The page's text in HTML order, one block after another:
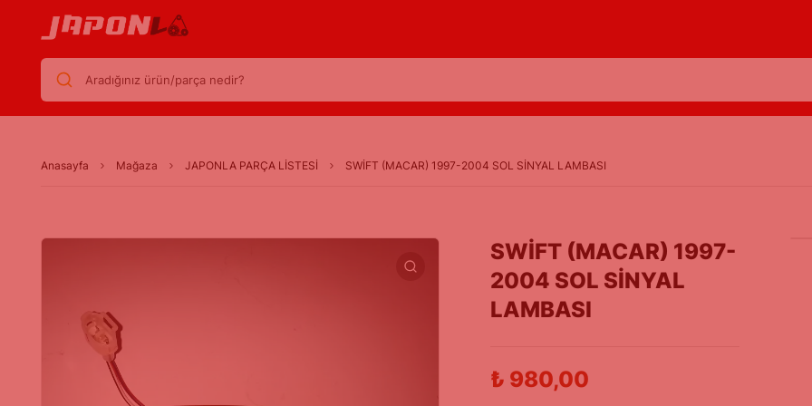
Aradığınız ürün/parça nedir?
Anasayfa Mağaza JAPONLA PARÇA LİSTESİ SWİFT (MACAR) 1997-2004 SOL SİNYAL LAMBASI
SWİFT (MACAR) 1997-
2004 SOL SİNYAL
LAMBASI
₺ 980,00